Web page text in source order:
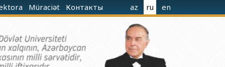
Müraciət Контакты az ru en